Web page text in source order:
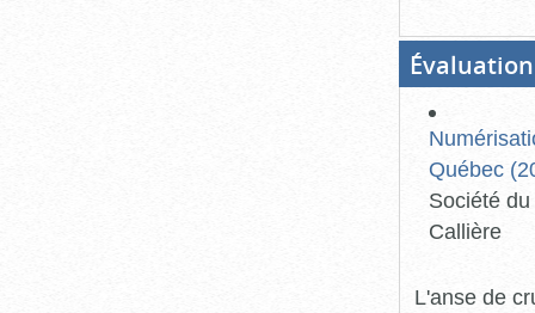
Québec
Société
Callière
L'anse de